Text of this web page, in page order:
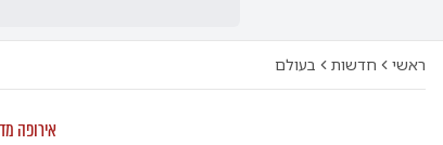
ראשי חדשות בעולם
אירופה